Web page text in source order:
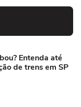
Entenda até
de trens em SP